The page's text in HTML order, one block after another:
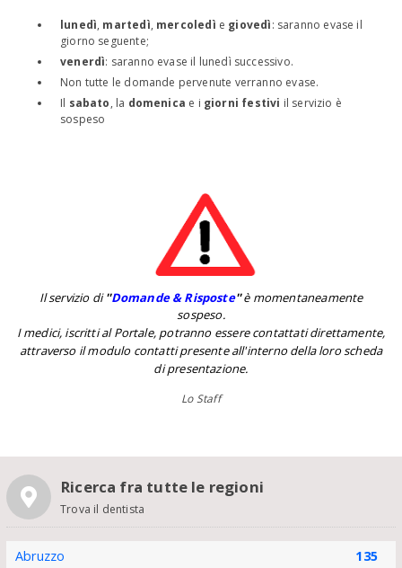
lunedì, martedì, mercoledì e giovedì: saranno evase il
giorno seguente;
venerdì: saranno evase il lunedì successivo.
Non tutte le domande pervenute verranno evase.
Il sabato, la domenica e i giorni festivi il servizio è
sospeso
Il servizio di''Domande & Risposte''è momentaneamente
sospeso.
I medici, iscritti al Portale, potranno essere contattati direttamente,
attraverso il modulo contatti presente all'interno della loro scheda
di presentazione.
Lo Staff
Ricerca fra tutte le regioni
Trova il dentista
Abruzzo 135